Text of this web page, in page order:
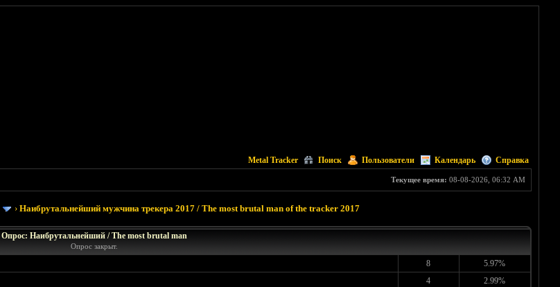
Metal Tracker Поиск Пользователи Календарь Справка
Текущее время: 08-08-2026, 06:32 AM
›Наибрутальнейший мужчина трекера 2017 / The most brutal man of the tracker 2017
Опрос: Наибрутальнейший / The most brutal man
Опрос закрыт.
8
5.97%
4
2.99%